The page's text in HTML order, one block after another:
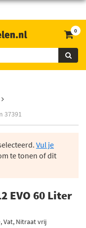
0
37391
Vul je
te tonen of dit
EVO 60 Liter
Vat, Nitraat vrij